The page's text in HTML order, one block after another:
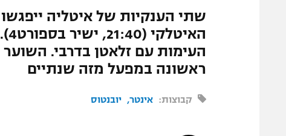
שתי הענקיות של איטליה
העימות עם זלאטן בדרבי.
ראשונה במפעל מזה שנתיים
קבוצות: אינטר יובנטוס